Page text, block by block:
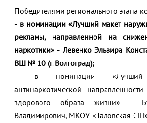
Победителями регионального этапа
- в номинации «Лучший макет
рекламы, направленной на
наркотики» - Левенко Эльвира
ВШ № 10 (г. Волгоград);
- в номинации «Лучший
антинаркотической
здорового образа жизни» -
Владимирович, МКОУ «Таловская